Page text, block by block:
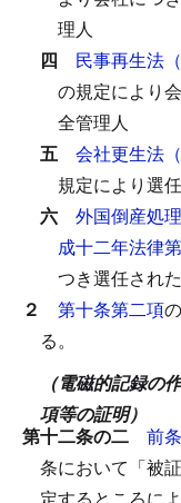
理人
四 民事再生法
の規定により
全管理人
五 会社更生法
規定により選
六 外国倒産処
成十二年法律
つき選任され
２ 第十条第二項
る。
（電磁的記録の
項等の証明）
第十二条の二 前
条において「被